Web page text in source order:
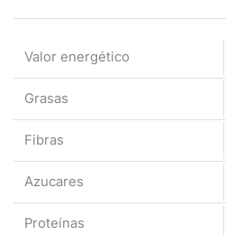
Valor energético
Grasas
Fibras
Azucares
Proteínas